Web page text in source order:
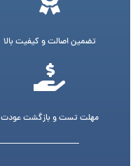
تضمین اصالت و کیفیت بالا
مهلت تست و بازگشت عودت